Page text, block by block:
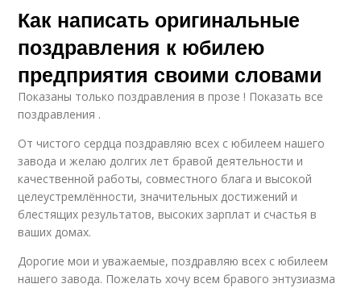
международного
Известные
высказывания
Как написать оригинальные
поздравления к юбилею
предприятия своими словами
Показаны только поздравления в прозе ! Показать все
поздравления .
От чистого сердца поздравляю всех с юбилеем нашего
завода и желаю долгих лет бравой деятельности и
качественной работы, совместного блага и высокой
целеустремлённости, значительных достижений и
блестящих результатов, высоких зарплат и счастья в
ваших домах.
Дорогие мои и уважаемые, поздравляю всех с юбилеем
нашего завода. Пожелать хочу всем бравого энтузиазма